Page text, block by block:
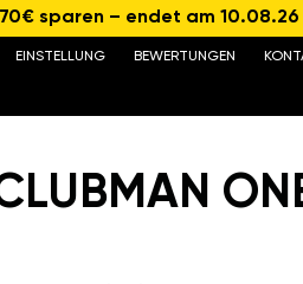
sparen – endet am 10.08.26
EINSTELLUNG BEWERTUNGEN